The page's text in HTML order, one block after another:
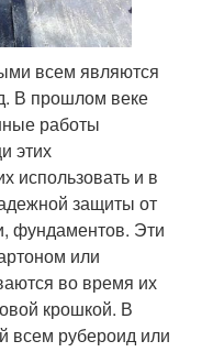
всем являются
В прошлом веке
работы
этих
использовать и в
защиты от
фундаментов. Эти
или
во время их
крошкой. В
всем рубероид или